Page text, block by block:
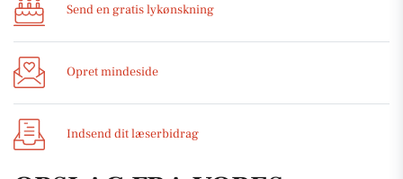
Send en gratis lykønskning
Opret mindeside
Indsend dit læserbidrag